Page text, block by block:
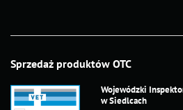
Sprzedaż produktów OTC
Wojewódzki
w Siedlcach